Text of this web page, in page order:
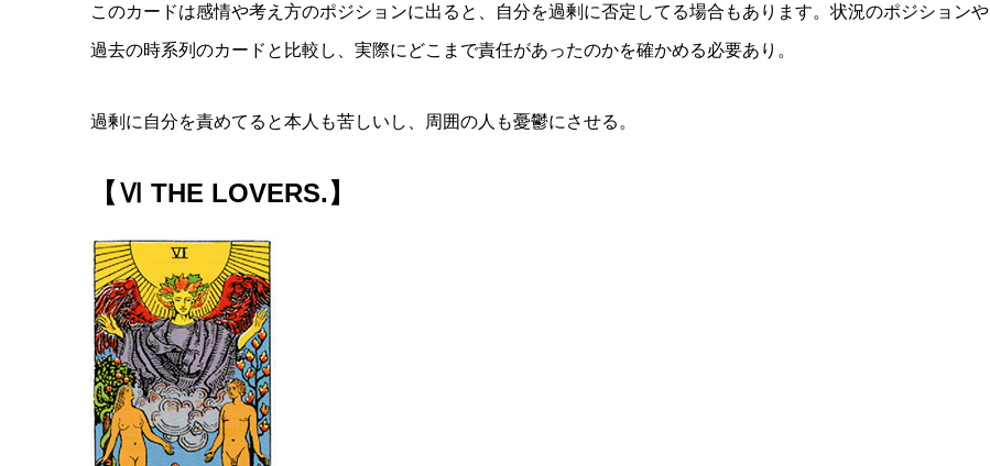
このカードは感情や考え方のポジションに出ると、自分を過剰に否定してる場合もあります。状況のポジションや
過去の時系列のカードと比較し、実際にどこまで責任があったのかを確かめる必要あり。
過剰に自分を責めてると本人も苦しいし、周囲の人も憂鬱にさせる。
【Ⅵ THE LOVERS.】